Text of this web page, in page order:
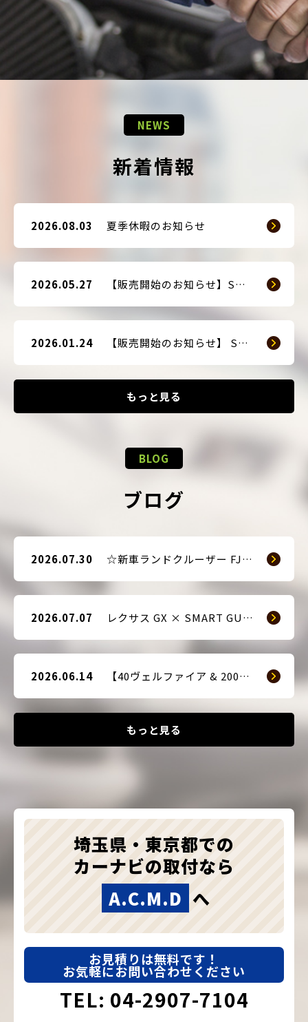
NEWS
新着情報
もっと見る
2026.08.03 夏季休暇のお知らせ
2026.05.27 【販売開始のお知らせ】SMART GUARD 3
2026.01.24 【販売開始のお知らせ】 SMART BLOCKER 2nd-Edition Plus
BLOG
ブログ
もっと見る
2026.07.30 ☆新車ランドクルーザー FJ（TRJ240） × Argus D1 & 前後ドライブレコーダー取付☆
2026.07.07 レクサス GX × SMART GUARD3 持ち込み取付
2026.06.14 【40ヴェルファイア & 200系ハイエース(9型) 新車2台へ SMART GUARD3取付】
埼玉県・東京都での
カーナビの取付なら
A.C.M.D へ
お見積りは無料です！
お気軽にお問い合わせください
TEL: 04-2907-7104